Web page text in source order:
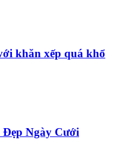
khăn xếp quá khổ
Ngày Cưới